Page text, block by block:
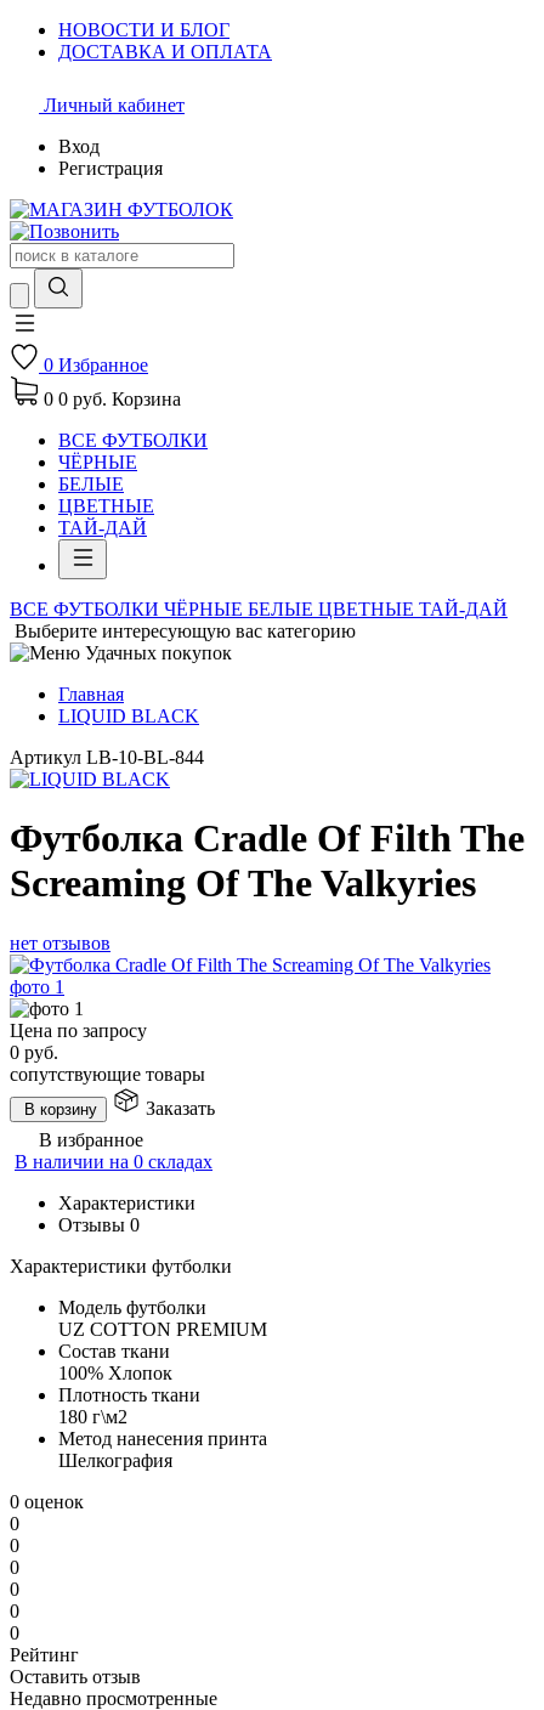
НОВОСТИ И БЛОГ
ДОСТАВКА И ОПЛАТА
Личный кабинет
Вход
Регистрация
0 Избранное
0 0 руб. Корзина
ВСЕ ФУТБОЛКИ
ЧЁРНЫЕ
БЕЛЫЕ
ЦВЕТНЫЕ
ТАЙ-ДАЙ
ВСЕ ФУТБОЛКИ ЧЁРНЫЕ БЕЛЫЕ ЦВЕТНЫЕ ТАЙ-ДАЙ
Выберите интересующую вас категорию
Главная
LIQUID BLACK
Артикул LB-10-BL-844
Футболка Cradle Of Filth The
Screaming Of The Valkyries
нет отзывов
Цена по запросу
0 руб.
сопутствующие товары
В корзину
Заказать
В избранное
В наличии на 0 складах
Характеристики
Отзывы 0
Характеристики футболки
Модель футболки
UZ COTTON PREMIUM
Состав ткани
100% Хлопок
Плотность ткани
180 г\м2
Метод нанесения принта
Шелкография
0 оценок
0
0
0
0
0
0
Рейтинг
Оставить отзыв
Недавно просмотренные